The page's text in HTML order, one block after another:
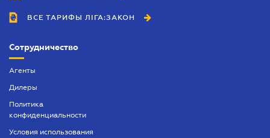
ВСЕ ТАРИФЫ ЛІГА:ЗАКОН
Сотрудничество
Агенты
Дилеры
Политика
конфиденциальности
Условия использования